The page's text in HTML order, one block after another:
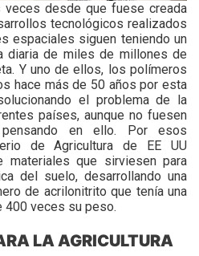
veces desde que fuese creada
tecnológicos realizados
espaciales siguen teniendo un
diaria de miles de millones de
Y uno de ellos, los polímeros
hace más de 50 años por esta
el problema de la
países, aunque no fuesen
pensando en ello. Por esos
de Agricultura de EE UU
materiales que sirviesen para
del suelo, desarrollando una
de acrilonitrito que tenía una
400 veces su peso.
LA AGRICULTURA